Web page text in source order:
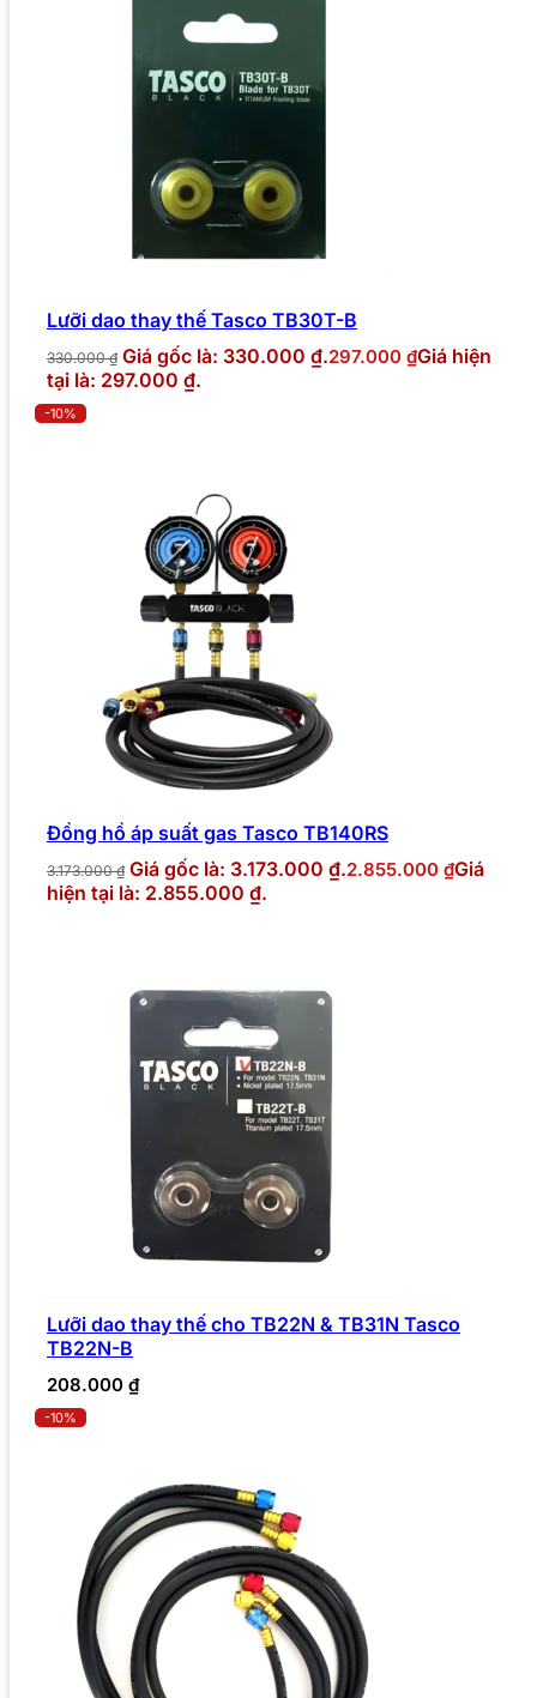
Lưỡi dao thay thế Tasco TB30T-B
330.000₫ Giá gốc là: 330.000 ₫.297.000 ₫Giá hiện
tại là: 297.000 ₫.
-10%
Đồng hồ áp suất gas Tasco TB140RS
3.173.000₫ Giá gốc là: 3.173.000 ₫.2.855.000 ₫Giá
hiện tại là: 2.855.000 ₫.
Lưỡi dao thay thế cho TB22N & TB31N Tasco
TB22N-B
208.000 ₫
-10%